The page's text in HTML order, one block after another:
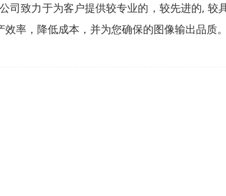
致力于为客户提供较专业的，较先进的,
率，降低成本，并为您确保的图像输出品质。